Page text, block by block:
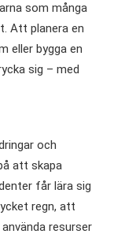
som många
Att planera en
eller bygga en
sig – med
och
att skapa
får lära sig
regn, att
resurser